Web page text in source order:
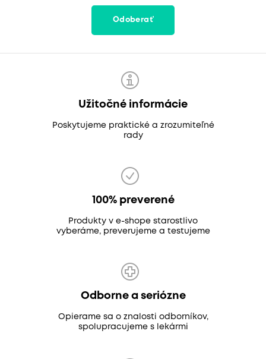
Odoberať
Užitočné informácie
Poskytujeme praktické a zrozumiteľné
rady
100% preverené
Produkty v e-shope starostlivo
vyberáme, preverujeme a testujeme
Odborne a seriózne
Opierame sa o znalosti odborníkov,
spolupracujeme s lekármi